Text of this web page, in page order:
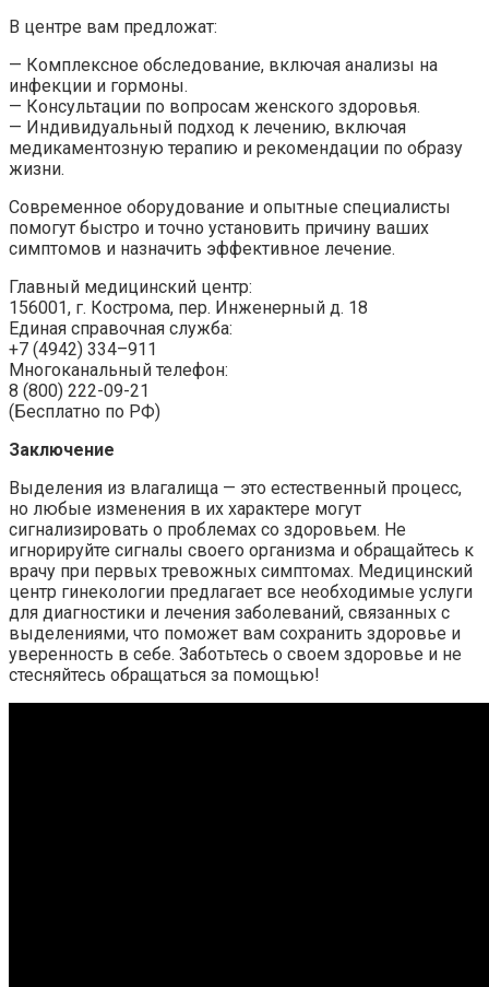
В центре вам предложат:
— Комплексное обследование, включая анализы на
инфекции и гормоны.
— Консультации по вопросам женского здоровья.
— Индивидуальный подход к лечению, включая
медикаментозную терапию и рекомендации по образу
жизни.
Современное оборудование и опытные специалисты
помогут быстро и точно установить причину ваших
симптомов и назначить эффективное лечение.
Главный медицинский центр:
156001, г. Кострома, пер. Инженерный д. 18
Единая справочная служба:
+7 (4942) 334–911
Многоканальный телефон:
8 (800) 222-09-21
(Бесплатно по РФ)
Заключение
Выделения из влагалища — это естественный процесс,
но любые изменения в их характере могут
сигнализировать о проблемах со здоровьем. Не
игнорируйте сигналы своего организма и обращайтесь к
врачу при первых тревожных симптомах. Медицинский
центр гинекологии предлагает все необходимые услуги
для диагностики и лечения заболеваний, связанных с
выделениями, что поможет вам сохранить здоровье и
уверенность в себе. Заботьтесь о своем здоровье и не
стесняйтесь обращаться за помощью!